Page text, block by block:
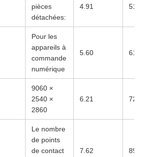
pièces
détachées:
4.91 51.46
Pour les
appareils à
commande
numérique
5.60 61.95
9060 ×
2540 ×
2860
6.21 72.03
Le nombre
de points
de contact
7.62 89.20